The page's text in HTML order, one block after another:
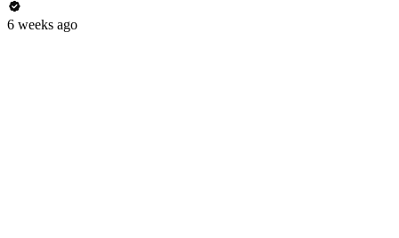
6 weeks ago